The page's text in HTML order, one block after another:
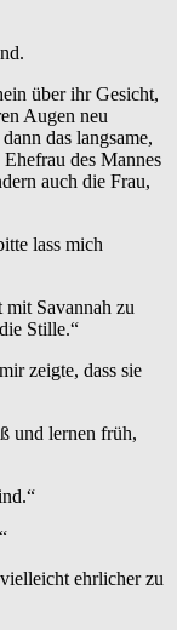
über ihr Gesicht,
Augen neu
das langsame,
des Mannes
auch die Frau,
lass mich
Savannah zu
Stille.“
zeigte, dass sie
und lernen früh,
ehrlicher zu